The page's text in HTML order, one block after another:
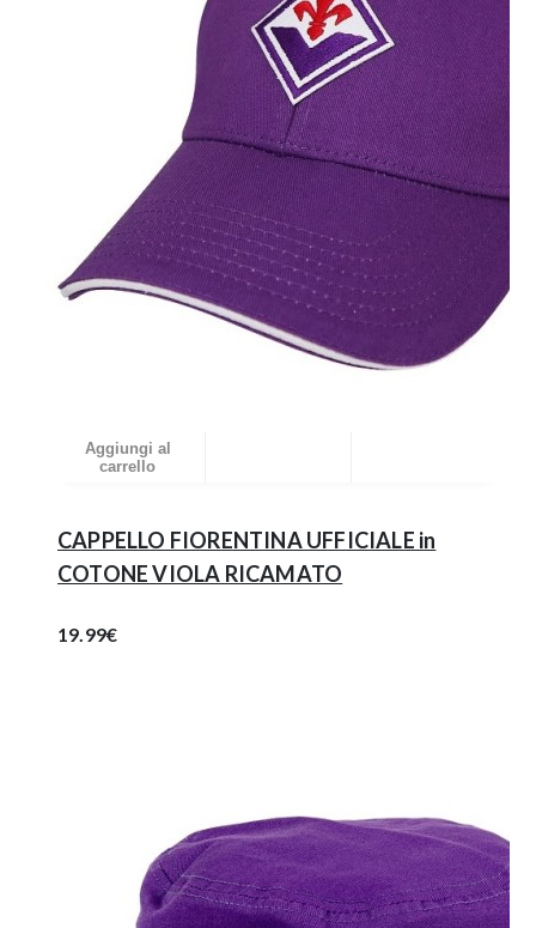
CAPPELLO FIORENTINA UFFICIALE in
COTONE VIOLA RICAMATO
19.99€
Aggiungi al
carrello